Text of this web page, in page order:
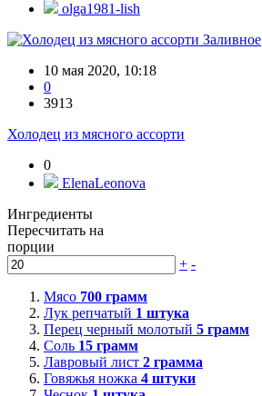
olga1981-lish
Заливное
10 мая 2020, 10:18
0
3913
Холодец из мясного ассорти
0
ElenaLeonova
Ингредиенты
Пересчитать на
порции
+ -
Мясо 700 грамм
Лук репчатый 1 штука
Перец черный молотый 5 грамм
Соль 15 грамм
Лавровый лист 2 грамма
Говяжья ножка 4 штуки